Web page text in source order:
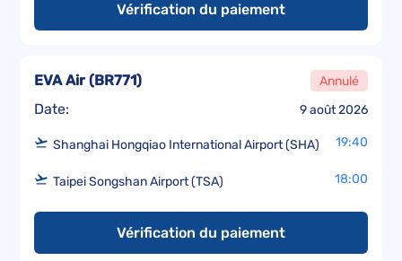
Vérification du paiement
Date: 9 août 2026
EVA Air(BR771) Annulé
Shanghai Hongqiao International Airport (SHA) 19:40
Taipei Songshan Airport (TSA) 18:00
Vérification du paiement